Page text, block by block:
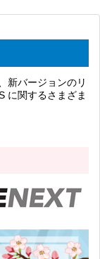
新バージョンのリ
に関するさまざま